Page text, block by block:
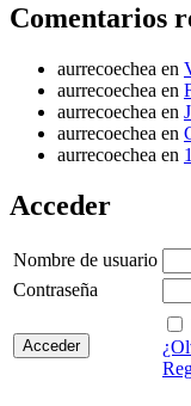
Comentarios
aurrecoechea en
aurrecoechea en
aurrecoechea en
aurrecoechea en
aurrecoechea en
Acceder
Nombre de usuario
Contraseña